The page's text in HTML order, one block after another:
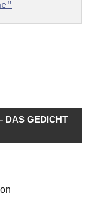
DAS GEDICHT